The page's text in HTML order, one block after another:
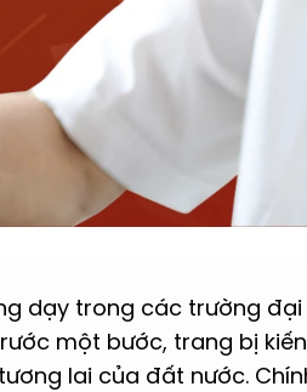
dạy trong các trường
một bước, trang bị
lai của đất nước.